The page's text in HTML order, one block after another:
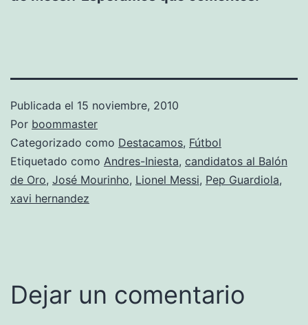
Publicada el 15 noviembre, 2010
Por boommaster
Categorizado como Destacamos, Fútbol
Etiquetado como Andres-Iniesta, candidatos al Balón
de Oro, José Mourinho, Lionel Messi, Pep Guardiola,
xavi hernandez
Dejar un comentario